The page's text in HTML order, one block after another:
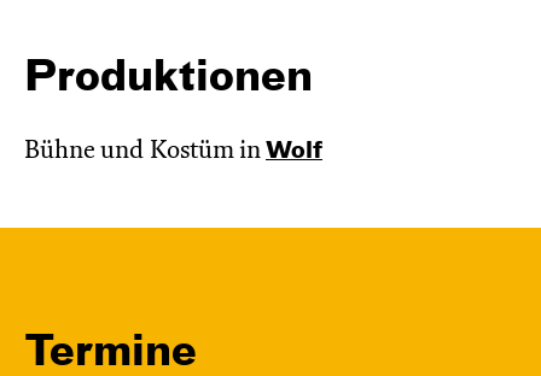
Produktionen
Bühne und Kostüm in Wolf
Termine